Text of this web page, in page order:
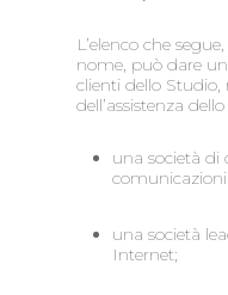
L’elenco che
nome, può dare
clienti dello
dell’assistenza
una società di
una società
Internet;